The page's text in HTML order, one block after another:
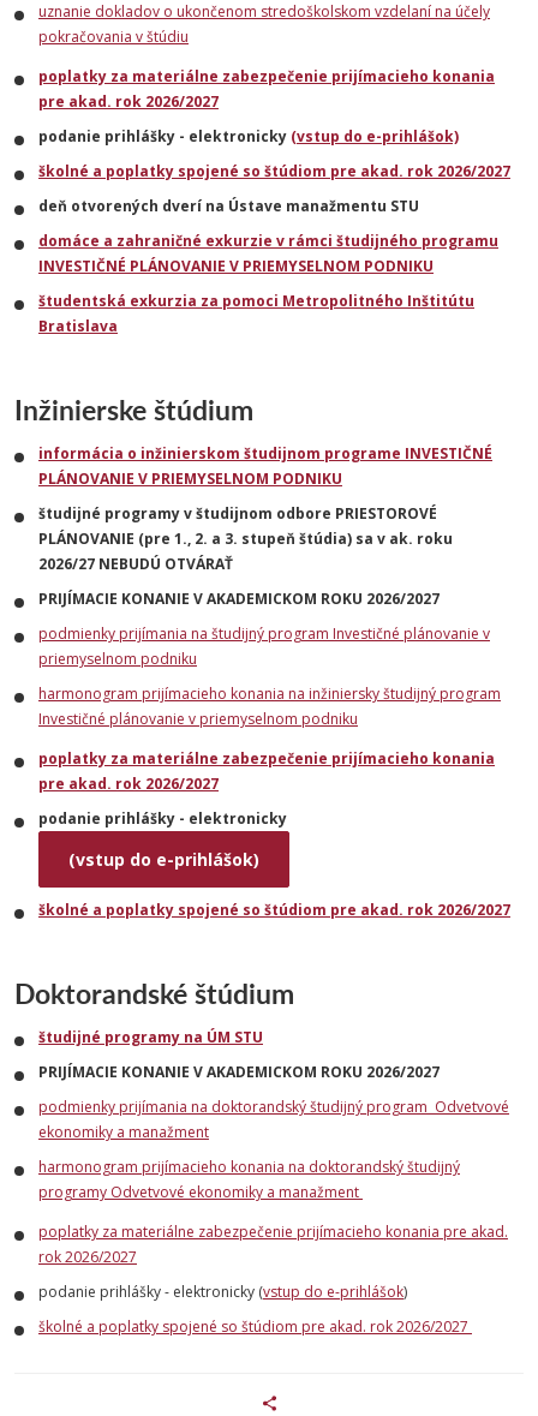
uznanie dokladov o ukončenom stredoškolskom vzdelaní na účely
pokračovania v štúdiu
poplatky za materiálne zabezpečenie prijímacieho konania
pre akad. rok 2026/2027
podanie prihlášky - elektronicky (vstup do e-prihlášok)
školné a poplatky spojené so štúdiom pre akad. rok 2026/2027
deň otvorených dverí na Ústave manažmentu STU
domáce a zahraničné exkurzie v rámci študijného programu
INVESTIČNÉ PLÁNOVANIE V PRIEMYSELNOM PODNIKU
študentská exkurzia za pomoci Metropolitného Inštitútu
Bratislava
Inžinierske štúdium
informácia o inžinierskom študijnom programe INVESTIČNÉ
PLÁNOVANIE V PRIEMYSELNOM PODNIKU
študijné programy v študijnom odbore PRIESTOROVÉ
PLÁNOVANIE (pre 1., 2. a 3. stupeň štúdia) sa v ak. roku
2026/27 NEBUDÚ OTVÁRAŤ
PRIJÍMACIE KONANIE V AKADEMICKOM ROKU 2026/2027
podmienky prijímania na študijný program Investičné plánovanie v
priemyselnom podniku
harmonogram prijímacieho konania na inžiniersky študijný program
Investičné plánovanie v priemyselnom podniku
poplatky za materiálne zabezpečenie prijímacieho konania
pre akad. rok 2026/2027
podanie prihlášky - elektronicky
(vstup do e-prihlášok)
školné a poplatky spojené so štúdiom pre akad. rok 2026/2027
Doktorandské štúdium
študijné programy na ÚM STU
PRIJÍMACIE KONANIE V AKADEMICKOM ROKU 2026/2027
podmienky prijímania na doktorandský študijný program Odvetvové
ekonomiky a manažment
harmonogram prijímacieho konania na doktorandský študijný
programy Odvetvové ekonomiky a manažment
poplatky za materiálne zabezpečenie prijímacieho konania pre akad.
rok 2026/2027
podanie prihlášky - elektronicky (vstup do e-prihlášok)
školné a poplatky spojené so štúdiom pre akad. rok 2026/2027